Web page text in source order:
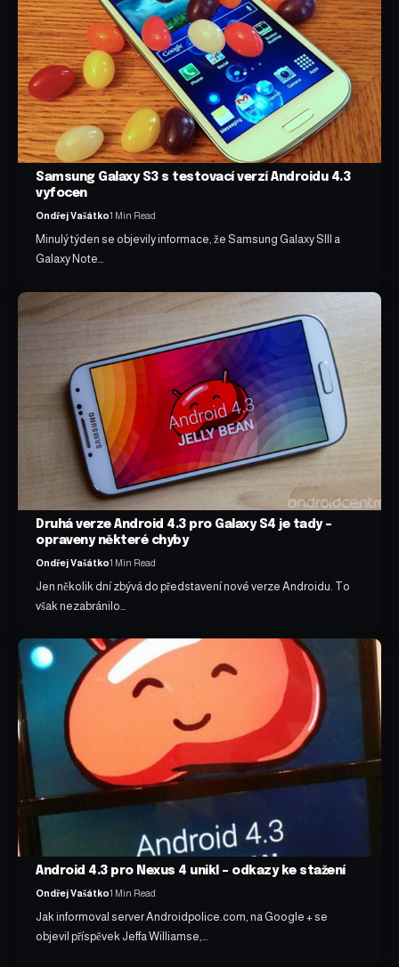
Samsung Galaxy S3 s testovací verzí Androidu 4.3
vyfocen
Ondřej Vašátko1 Min Read
Minulý týden se objevily informace, že Samsung Galaxy SIII a
Galaxy Note…
Druhá verze Android 4.3 pro Galaxy S4 je tady –
opraveny některé chyby
Ondřej Vašátko1 Min Read
Jen několik dní zbývá do představení nové verze Androidu. To
však nezabránilo…
Android 4.3 pro Nexus 4 unikl – odkazy ke stažení
Ondřej Vašátko1 Min Read
Jak informoval server Androidpolice.com, na Google + se
objevil příspěvek Jeffa Williamse,…